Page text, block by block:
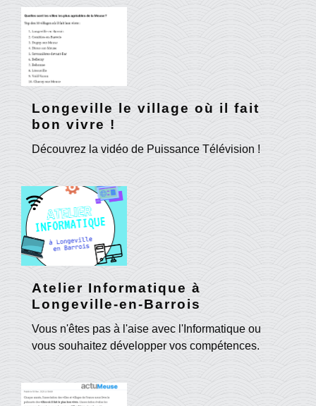
Longeville le village où il fait
bon vivre !
Découvrez la vidéo de Puissance Télévision !
Atelier Informatique à
Longeville-en-Barrois
Vous n'êtes pas à l'aise avec l'Informatique ou
vous souhaitez développer vos compétences.